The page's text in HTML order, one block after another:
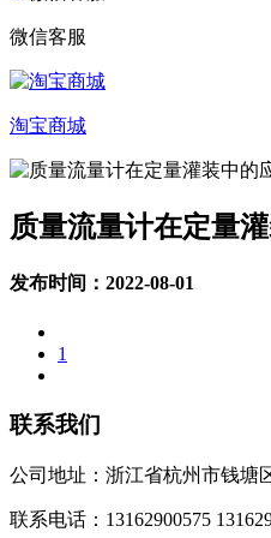
微信客服
淘宝商城
质量流量计在定量
发布时间：2022-08-01
1
联系我们
公司地址：浙江省杭州市钱塘
联系电话：13162900575